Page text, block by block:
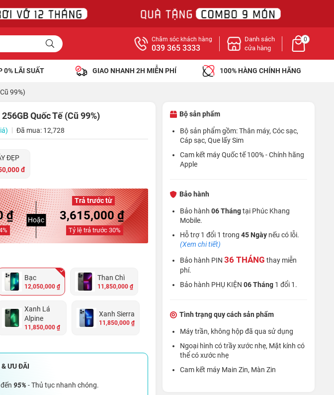
Chăm sóc khách hàng
039 365 3333
Danh sách
cửa hàng
0
0% LÃI SUẤT GIAO NHANH 2H MIỄN PHÍ 100% HÀNG CHÍNH HÃNG
99%)
Quốc Tế (Cũ 99%)
Đã mua: 12,728
ĐẸP
đ
₫
%
Hoặc
Trả trước từ
3,615,000 ₫
Tỷ lệ trả trước 30%
Bạc
12,050,000 ₫
Than Chì
11,850,000 ₫
Xanh Lá
Alpine
11,850,000 ₫
Xanh Sierra
11,850,000 ₫
95%- Thủ tục nhanh chóng.
Bộ sản phẩm
Bộ sản phẩm gồm: Thân máy, Cóc sạc,
Cáp sạc, Que lấy Sim
Cam kết máy Quốc tế 100% - Chính hãng
Apple
Bảo hành
Bảo hành 06 Thángtại Phúc Khang
Mobile.
Hỗ trợ 1 đổi 1 trong 45 Ngày nếu có lỗi.
(Xem chi tiết)
Bảo hành PIN 36 THÁNG thay miễn
phí.
Bảo hành PHỤ KIỆN 06 Tháng 1 đổi 1.
Tình trạng quy cách sản phẩm
Máy trần, không hộp đã qua sử dụng
Ngoại hình có trầy xước nhẹ, Mặt kính có
thể có xước nhẹ
Cam kết máy Main Zin, Màn Zin